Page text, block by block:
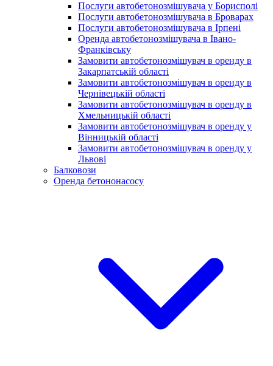
Послуги автобетонозмішувача у Борисполі
Послуги автобетонозмішувача в Броварах
Послуги автобетонозмішувача в Ірпені
Оренда автобетонозмішувача в Івано-
Франківську
Замовити автобетонозмішувач в оренду в
Закарпатській області
Замовити автобетонозмішувач в оренду в
Чернівецькій області
Замовити автобетонозмішувач в оренду в
Хмельницькій області
Замовити автобетонозмішувач в оренду у
Вінницькій області
Замовити автобетонозмішувач в оренду у
Львові
Балковози
Оренда бетононасосу